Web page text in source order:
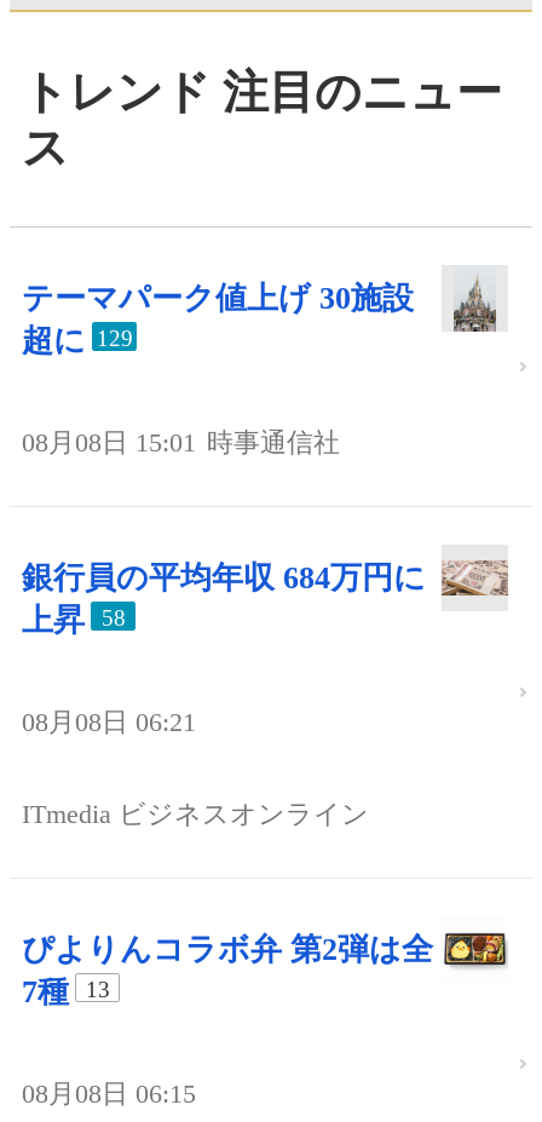
トレンド 注目のニュー
ス
テーマパーク値上げ 30施設
超に 129
08月08日 15:01 時事通信社
銀行員の平均年収 684万円に
上昇
58
08月08日 06:21
ITmedia ビジネスオンライン
ぴよりんコラボ弁 第2弾は全
7種
13
08月08日 06:15